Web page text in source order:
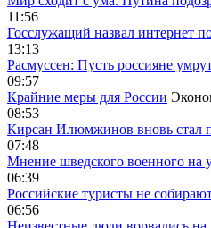
11:56
Госслужащий назвал интернет
13:13
Расмуссен: Пусть россияне
09:57
Крайние меры для России
08:53
Кирсан Илюмжинов вновь стал
07:48
Мнение шведского военного на
06:39
Российские туристы не
06:56